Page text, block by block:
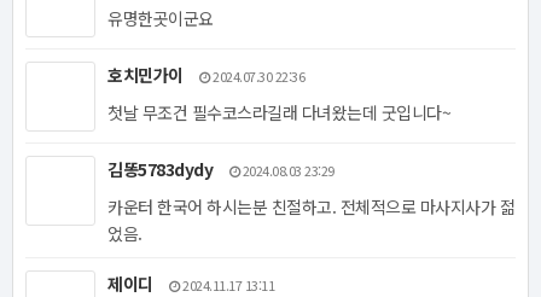
유명한곳이군요
호치민가이 2024.07.30 22:36
첫날 무조건 필수코스라길래 다녀왔는데 굿입니다~
김똥5783dydy 2024.08.03 23:29
카운터 한국어 하시는분 친절하고. 전체적으로 마사지사가 젊
었음.
제이디 2024.11.17 13:11